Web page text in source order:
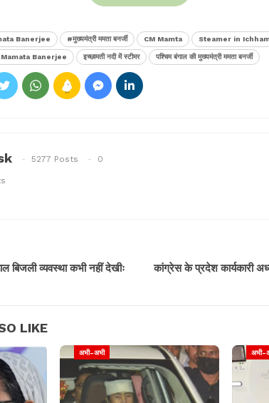
Banerjee #मुख्यमंत्री ममता बनर्जी CM Mamta Steamer in
Banerjee इच्छामती नदी में स्टीमर पश्चिम बंगाल की मुख्यमंत्री ममता बनर्जी
5277 Posts 0
बिजली व्यवस्था कभी नहीं देखीः
कांग्रेस के प्रदेश कार्यकारी
LIKE
अभी-अभी अभी-